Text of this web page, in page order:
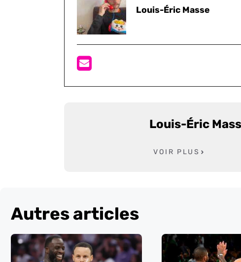
Louis-Éric Masse
Louis-Éric
VOIR PLUS
Autres articles